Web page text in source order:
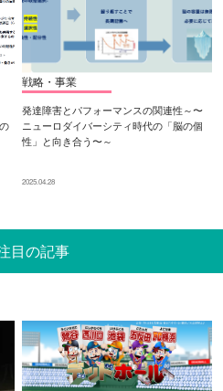
戦略・事業
発達障害とパフォーマンスの関連性～〜
ニューロダイバーシティ時代の「脳の個
性」と向き合う〜～
2025.04.28
目の記事